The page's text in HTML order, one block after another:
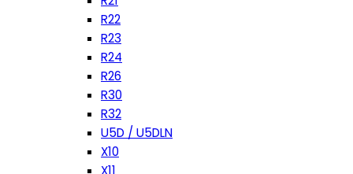
R22
R23
R24
R26
R30
R32
U5D / U5DLN
X10